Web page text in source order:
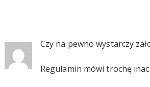
Czy na pewno wystarczy
Regulamin mówi trochę